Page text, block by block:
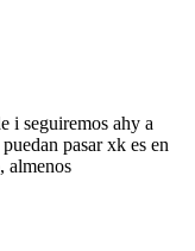
i seguiremos ahy a
pasar xk es en
almenos